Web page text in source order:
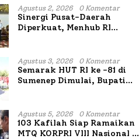
Agustus 2, 2026 0 Komentar
Sinergi Pusat-Daerah
Diperkuat, Menhub RI
Mutiara Sentosa II
Agustus 3, 2026 0 Komentar
Semarak HUT RI ke -81 di
Sumenep Dimulai, Bupati
Terbakar
Agustus 5, 2026 0 Komentar
103 Kafilah Siap Ramaikan
MTQ KORPRI VIII Nasional di